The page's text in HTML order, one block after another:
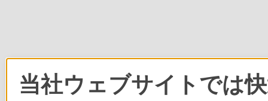
当社ウェブサイトでは